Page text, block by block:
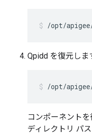
/opt/
Qpidd を復元しま
/opt/
コンポーネント
ディレクトリ パ